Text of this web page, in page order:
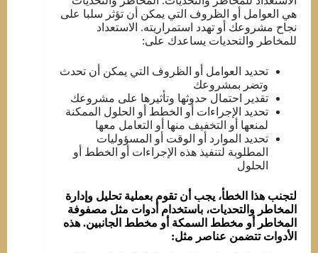
هي العوامل أو الظروف التي يمكن أن تؤثر سلبا على
نجاح مشروعك أو تهدد استمراريته. الاستعداد
للمخاطر والتحديات يساعدك على:
تحديد العوامل أو الظروف التي يمكن أن تحدث
وتضر بمشروعك
تقدير احتمال حدوثها وتأثيرها على مشروعك
تحديد الإجراءات أو الخطط أو الحلول الممكنة
لمنعها أو التخفيف منها أو التعامل معها
تحديد الموارد أو الوقت أو المسؤوليات
المطلوبة لتنفيذ هذه الإجراءات أو الخطط أو
الحلول
لتجنب هذا الخطأ، يجب أن تقوم بعملية تحليل وإدارة
المخاطر والتحديات، باستخدام أدوات مثل مصفوفة
المخاطر أو مخطط السمكة أو مخطط الجانبين. هذه
الأدوات تتضمن عناصر مثل: